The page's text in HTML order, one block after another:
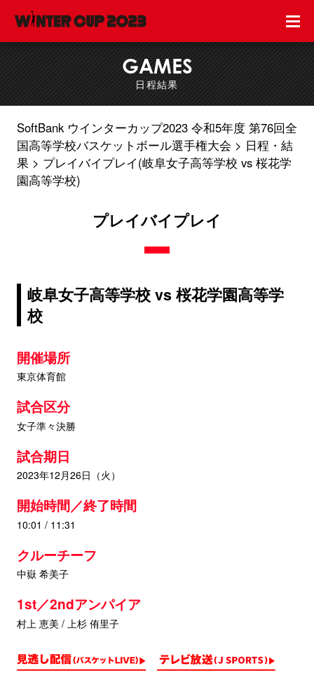
GAMES
日程結果
SoftBank ウインターカップ2023 令和5年度 第76回全
国高等学校バスケットボール選手権大会
日程・結
果
プレイバイプレイ(岐阜女子高等学校 vs 桜花学
園高等学校)
プレイバイプレイ
岐阜女子高等学校 vs 桜花学園高等学
校
開催場所
東京体育館
試合区分
女子準々決勝
試合期日
2023年12月26日（火）
開始時間／終了時間
10:01 / 11:31
クルーチーフ
中嶽 希美子
1st／2ndアンパイア
村上 恵美 / 上杉 侑里子